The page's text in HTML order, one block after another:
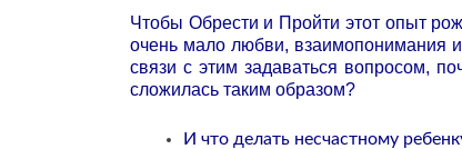
Чтобы Обрести и Пройти этот опыт
очень мало любви, взаимопонимания
связи с этим задаваться вопросом,
сложилась таким образом?
И что делать несчастному